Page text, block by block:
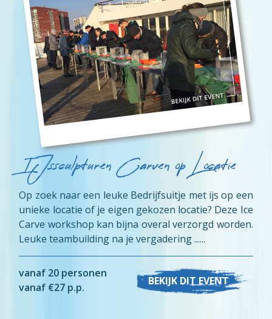
IJssculpturen Carven op Locatie
Op zoek naar een leuke Bedrijfsuitje met ijs op een
unieke locatie of je eigen gekozen locatie? Deze Ice
Carve workshop kan bijna overal verzorgd worden.
Leuke teambuilding na je vergadering ......
vanaf 20 personen
vanaf €27 p.p.
BEKIJK DIT EVENT